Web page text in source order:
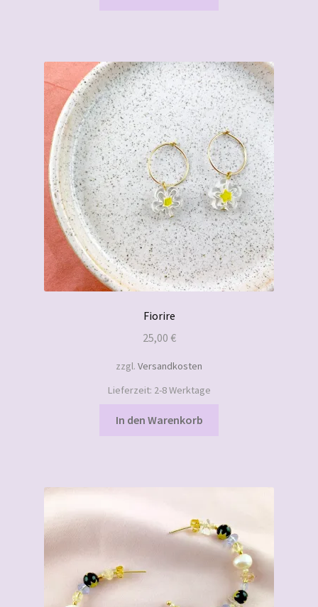
Fiorire
25,00 €
zzgl. Versandkosten
Lieferzeit: 2-8 Werktage
In den Warenkorb